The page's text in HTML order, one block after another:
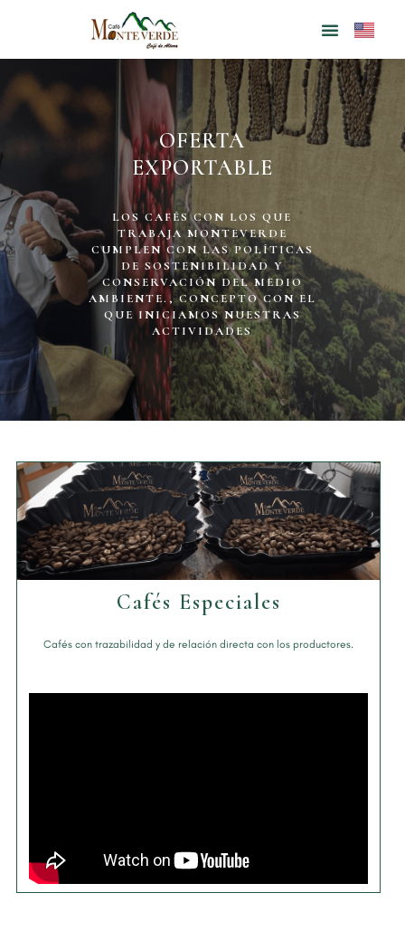
OFERTA
EXPORTABLE
LOS CAFÉS CON LOS QUE
TRABAJA MONTEVERDE
CUMPLEN CON LAS POLÍTICAS
DE SOSTENIBILIDAD Y
CONSERVACIÓN DEL MEDIO
AMBIENTE., CONCEPTO CON EL
QUE INICIAMOS NUESTRAS
ACTIVIDADES
Cafés Especiales
Cafés contrazabilidad yde relacióndirecta conlosproductores.